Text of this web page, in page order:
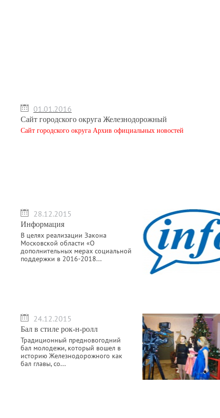
01.01.2016
Сайт городского округа Железнодорожный
Сайт городского округа Архив официальных новостей
28.12.2015
Информация
В целях реализации Закона
Московской области «О
дополнительных мерах социальной
поддержки в 2016-2018...
24.12.2015
Бал в стиле рок-н-ролл
Традиционный предновогодний
бал молодежи, который вошел в
историю Железнодорожного как
бал главы, со...